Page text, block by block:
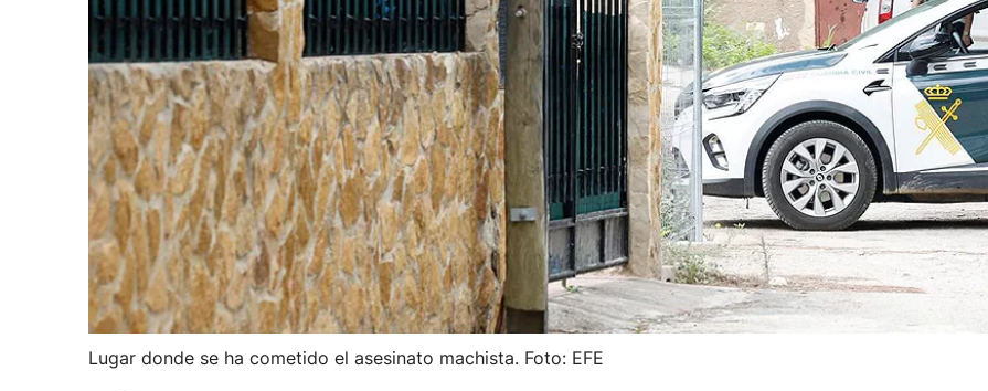
Lugar donde se ha cometido el asesinato machista. Foto: EFE